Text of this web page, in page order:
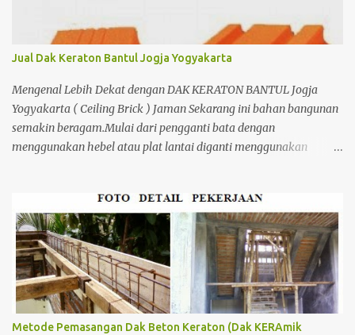
Jual Dak Keraton Bantul Jogja Yogyakarta
Mengenal Lebih Dekat dengan DAK KERATON BANTUL Jogja
Yogyakarta ( Ceiling Brick ) Jaman Sekarang ini bahan bangunan
semakin beragam.Mulai dari pengganti bata dengan
menggunakan hebel atau plat lantai diganti menggunakan
menggunakan metal.
Metode Pemasangan Dak Beton Keraton (Dak KERAmik